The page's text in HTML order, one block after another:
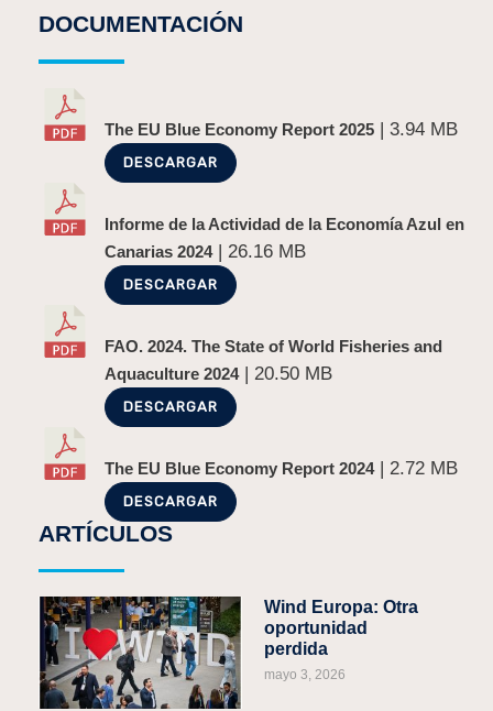
DOCUMENTACIÓN
The EU Blue Economy Report 2025 | 3.94 MB
DESCARGAR
Informe de la Actividad de la Economía Azul en
Canarias 2024| 26.16 MB
DESCARGAR
FAO. 2024. The State of World Fisheries and
Aquaculture 2024| 20.50 MB
DESCARGAR
The EU Blue Economy Report 2024| 2.72 MB
DESCARGAR
ARTÍCULOS
Wind Europa: Otra
oportunidad
perdida
mayo 3, 2026